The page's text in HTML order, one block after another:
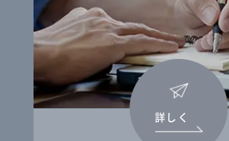
詳しく